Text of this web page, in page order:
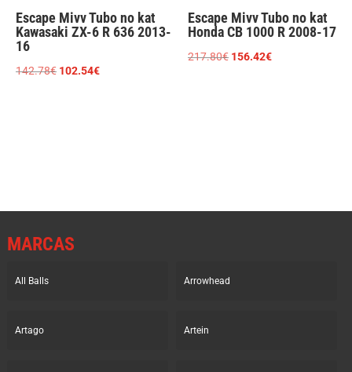
Escape Mivv Tubo no kat
Kawasaki ZX-6 R 636 2013-
16
142.78€ El
102.54€El
Escape Mivv Tubo no kat
Honda CB 1000 R 2008-17
217.80€ El
156.42€El
MARCAS
All Balls Arrowhead
Artago Artein